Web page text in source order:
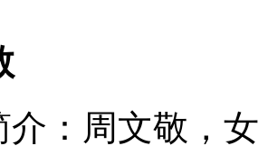
介：周文敬，